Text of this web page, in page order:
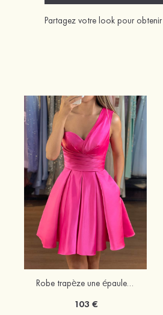
Partagez votre look pour obtenir
Robe trapèze une épaule satin courte/mini robe de fête de la rentrée
103 €